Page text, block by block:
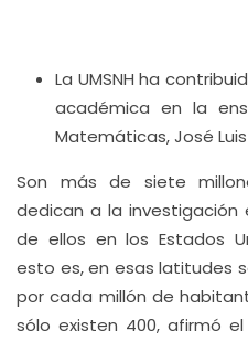
La UMSNH ha
académica en la
Matemáticas, José
Son más de siete
dedican a la
de ellos en los Estados
esto es, en esas latitudes
por cada millón de
sólo existen 400, afirmó